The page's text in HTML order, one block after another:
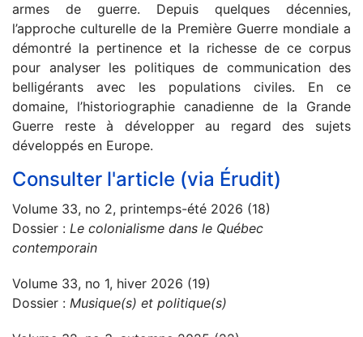
armes de guerre. Depuis quelques décennies,
l’approche culturelle de la Première Guerre mondiale a
démontré la pertinence et la richesse de ce corpus
pour analyser les politiques de communication des
belligérants avec les populations civiles. En ce
domaine, l’historiographie canadienne de la Grande
Guerre reste à développer au regard des sujets
développés en Europe.
Consulter l'article (via Érudit)
Volume 33, no 2, printemps-été 2026 (18)
Dossier : Le colonialisme dans le Québec
contemporain
Volume 33, no 1, hiver 2026 (19)
Dossier : Musique(s) et politique(s)